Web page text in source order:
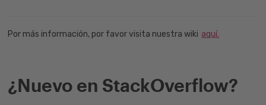
Por más información, por favor visita nuestra wiki aquí.
¿Nuevo en StackOverflow?